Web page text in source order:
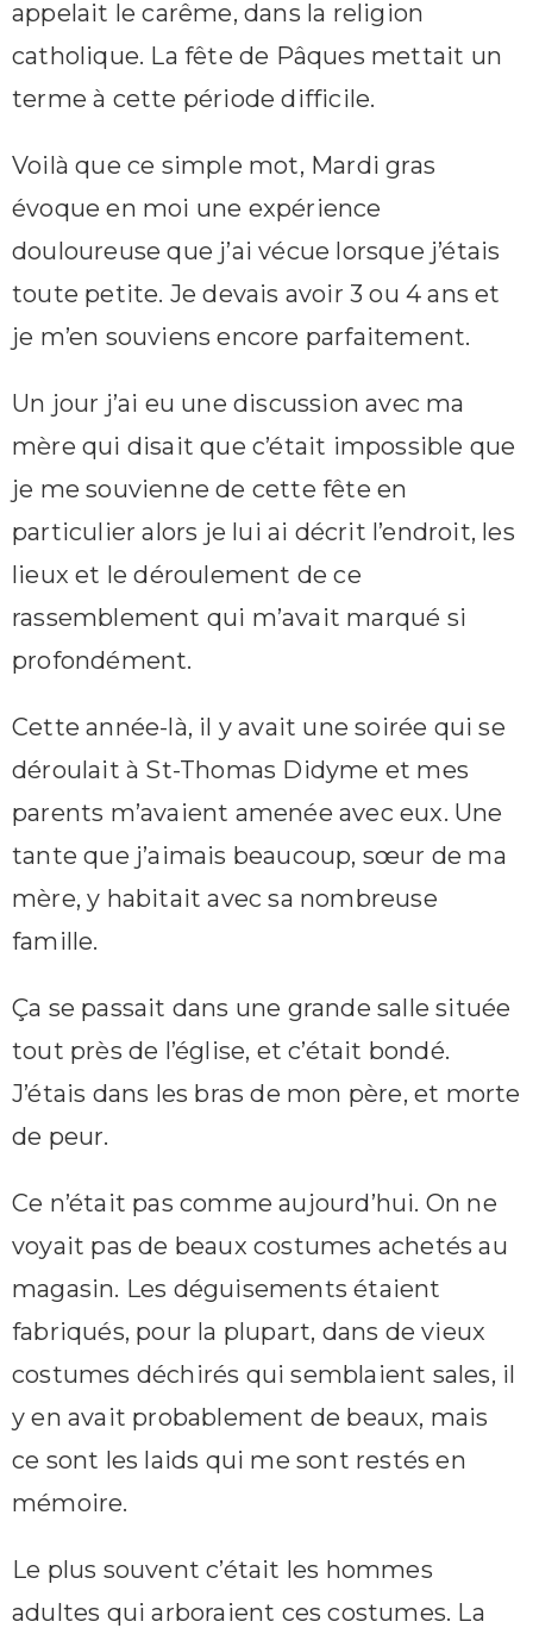
appelait le carême, dans la religion
catholique. La fête de Pâques mettait un
terme à cette période difficile.
Voilà que ce simple mot, Mardi gras
évoque en moi une expérience
douloureuse que j’ai vécue lorsque j’étais
toute petite. Je devais avoir 3 ou 4 ans et
je m’en souviens encore parfaitement.
Un jour j’ai eu une discussion avec ma
mère qui disait que c’était impossible que
je me souvienne de cette fête en
particulier alors je lui ai décrit l’endroit, les
lieux et le déroulement de ce
rassemblement qui m’avait marqué si
profondément.
Cette année-là, il y avait une soirée qui se
déroulait à St-Thomas Didyme et mes
parents m’avaient amenée avec eux. Une
tante que j’aimais beaucoup, sœur de ma
mère, y habitait avec sa nombreuse
famille.
Ça se passait dans une grande salle située
tout près de l’église, et c’était bondé.
J’étais dans les bras de mon père, et morte
de peur.
Ce n’était pas comme aujourd’hui. On ne
voyait pas de beaux costumes achetés au
magasin. Les déguisements étaient
fabriqués, pour la plupart, dans de vieux
costumes déchirés qui semblaient sales, il
y en avait probablement de beaux, mais
ce sont les laids qui me sont restés en
mémoire.
Le plus souvent c’était les hommes
adultes qui arboraient ces costumes. La